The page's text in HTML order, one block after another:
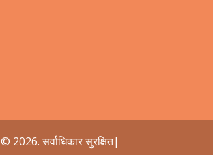
© 2026. सर्वाधिकार सुरक्षित|